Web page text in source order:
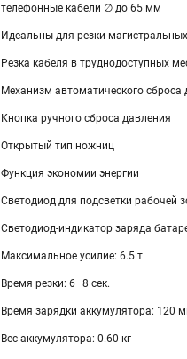
телефонные кабели ∅ до 65 мм
Идеальны для резки
Резка кабеля в труднодоступных
Механизм автоматического
Кнопка ручного сброса давления
Открытый тип ножниц
Функция экономии энергии
Светодиод для подсветки рабочей
Светодиод-индикатор заряда
Максимальное усилие: 6.5 т
Время резки: 6–8 сек.
Время зарядки аккумулятора: 120
Вес аккумулятора: 0.60 кг